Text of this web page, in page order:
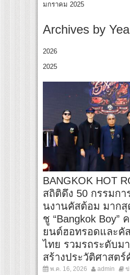
มกราคม 2025
Archives by
2026
2025
BANGKOK HOT
สถิติดึง 50 กรรมก
นงานคัสต้อม มากสุ
ชู “Bangkok Boy”
ยนต์ฮอทรอดและคั
ไทย รวมรถระดับม
สร้างประวัติศาสตร์
พ.ค. 16, 2026 admin